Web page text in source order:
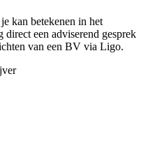
kan betekenen in het
een adviserend gesprek
van een BV via Ligo.